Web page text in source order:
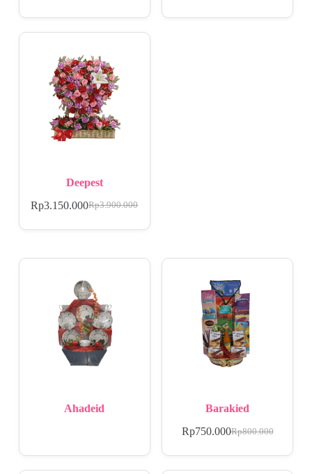
Deepest
Rp3.900.000
Rp3.150.000
Ahadeid Barakied
Rp800.000
Rp750.000